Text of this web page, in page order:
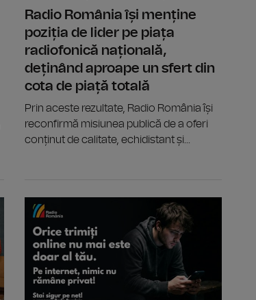
Radio România își menține
poziția de lider pe piața
radiofonică națională,
deținând aproape un sfert din
cota de piață totală
Prin aceste rezultate, Radio România își
reconfirmă misiunea publică de a oferi
conținut de calitate, echidistant și...